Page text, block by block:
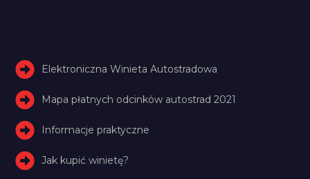
Elektroniczna Winieta Autostradowa
Mapa płatnych odcinków autostrad 2021
Informacje praktyczne
Jak kupić winietę?